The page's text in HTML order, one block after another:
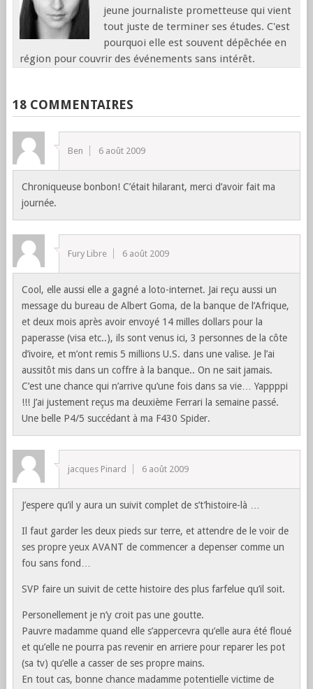
jeune journaliste prometteuse qui vient
tout juste de terminer ses études. C'est
pourquoi elle est souvent dépêchée en
région pour couvrir des événements sans intérêt.
18 COMMENTAIRES
Ben 6 août 2009
Chroniqueuse bonbon! C’était hilarant, merci d’avoir fait ma
journée.
Fury Libre 6 août 2009
Cool, elle aussi elle a gagné a loto-internet. Jai reçu aussi un
message du bureau de Albert Goma, de la banque de l’Afrique,
et deux mois après avoir envoyé 14 milles dollars pour la
paperasse (visa etc..), ils sont venus ici, 3 personnes de la côte
d’ivoire, et m’ont remis 5 millions U.S. dans une valise. Je l’ai
aussitôt mis dans un coffre à la banque.. On ne sait jamais.
C’est une chance qui n’arrive qu’une fois dans sa vie… Yappppi
!!! J’ai justement reçus ma deuxième Ferrari la semaine passé.
Une belle P4/5 succédant à ma F430 Spider.
jacques Pinard 6 août 2009
J’espere qu’il y aura un suivit complet de s’t’histoire-là …
Il faut garder les deux pieds sur terre, et attendre de le voir de
ses propre yeux AVANT de commencer a depenser comme un
fou sans fond…
SVP faire un suivit de cette histoire des plus farfelue qu’il soit.
Personellement je n’y croit pas une goutte.
Pauvre madamme quand elle s’appercevra qu’elle aura été floué
et qu’elle ne pourra pas revenir en arriere pour reparer les pot
(sa tv) qu’elle a casser de ses propre mains.
En tout cas, bonne chance madamme potentielle victime de